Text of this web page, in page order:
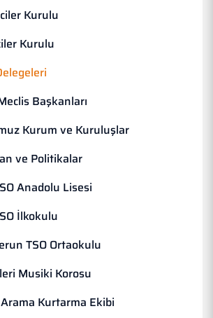
Kurulu
Kurulu
Başkanları
Kurum ve Kuruluşlar
ve Politikalar
Anadolu Lisesi
İlkokulu
TSO Ortaokulu
Musiki Korosu
Kurtarma Ekibi